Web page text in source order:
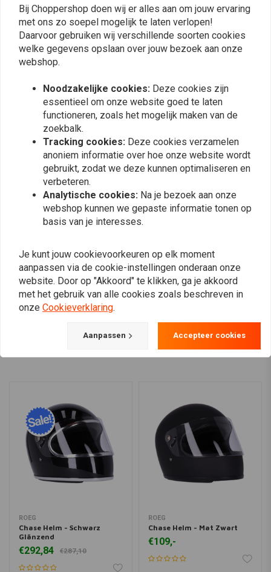
Plaats ook een review
Vergelijkbare producten
€119,00
€109,00
ROEG
Chase Helm - Schwarz
Glänzend
€292,84 €287,10
ROEG
Chase Helm - Mat Zwart
€109,-
Bij Choppershop doen wij er alles aan om jouw ervaring
met ons zo soepel mogelijk te laten verlopen!
Daarvoor gebruiken wij verschillende soorten cookies
welke gegevens opslaan over jouw bezoek aan onze
webshop.
Noodzakelijke cookies: Deze cookies zijn
essentieel om onze website goed te laten
functioneren, zoals het mogelijk maken van de
zoekbalk.
Tracking cookies: Deze cookies verzamelen
anoniem informatie over hoe onze website wordt
gebruikt, zodat we deze kunnen optimaliseren en
verbeteren.
Analytische cookies: Na je bezoek aan onze
webshop kunnen we gepaste informatie tonen op
basis van je interesses.
Je kunt jouw cookievoorkeuren op elk moment
aanpassen via de cookie-instellingen onderaan onze
website. Door op "Akkoord" te klikken, ga je akkoord
met het gebruik van alle cookies zoals beschreven in
onze Cookieverklaring.
Aanpassen Accepteer cookies